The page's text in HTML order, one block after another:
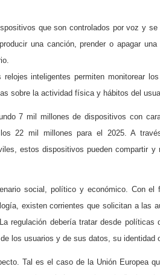
que son controlados por voz y
una canción, prender o apagar
inteligentes permiten monitorear
sobre la actividad física y hábitos del
7 mil millones de dispositivos con
22 mil millones para el 2025. A
estos dispositivos pueden compartir y
social, político y económico. Con el
existen corrientes que solicitan a las
regulación debería tratar desde políticas
los usuarios y de sus datos, su identidad
Tal es el caso de la Unión Europea